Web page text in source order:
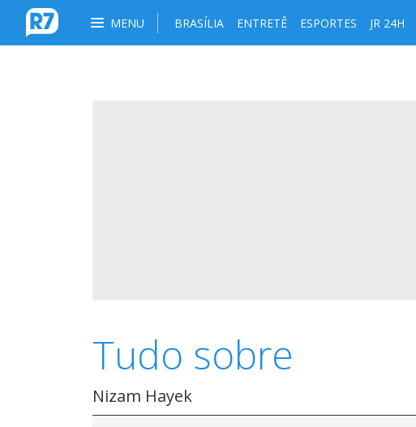
MENU BRASÍLIA ENTRETÊ ESPORTES JR 24H
Tudo sobre
Nizam Hayek